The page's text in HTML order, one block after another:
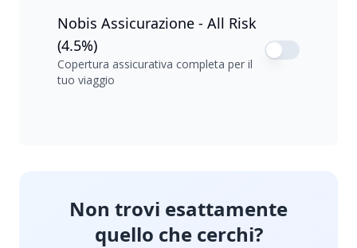
Nobis Assicurazione - All Risk
(4.5%)
Copertura assicurativa completa per il
tuo viaggio
Non trovi esattamente
quello che cerchi?